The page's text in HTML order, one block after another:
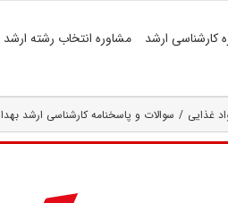
کارشناسی ارشد مشاوره انتخاب رشته ارشد
غذایی سوالات و پاسخنامه کارشناسی ارشد